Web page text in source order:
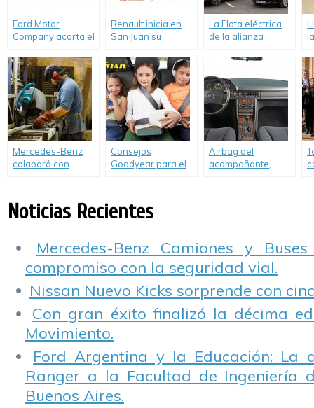
Ford Motor
Company acorta el
Informe de
sustentabilidad
2014-2015 con
resultados
destacados.
Renault inicia en
San Juan su
Eco Solidaria
La Flota eléctrica
de la alianza
cubrió 175.000 Km
cero emsión
durante la COP21
Mercedes-Benz
colaboró con
en la realización de
mobiliario para
comedores
Consejos
Goodyear para el
Airbag del
acompañante,
Noticias Recientes
Mercedes-Benz Camiones y
compromiso con la seguridad vial.
Nissan Nuevo Kicks sorprende con
Con gran éxito finalizó la décima
Movimiento.
Ford Argentina y la Educación: La
Ranger a la Facultad de Ingeniería
Buenos Aires.